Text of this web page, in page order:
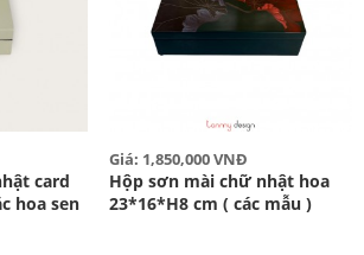
card
hoa sen
Giá: 1,850,000 VNĐ
Hộp sơn mài chữ nhật hoa
23*16*H8 cm ( các mẫu )